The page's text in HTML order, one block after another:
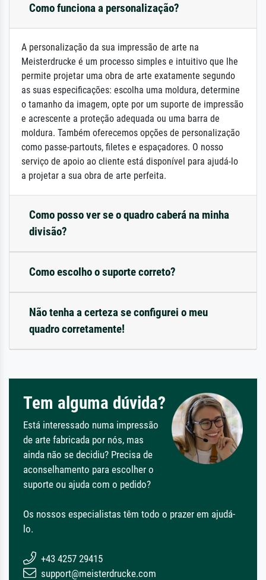
Como funciona a personalização?
A personalização da sua impressão de arte na
Meisterdrucke é um processo simples e intuitivo que lhe
permite projetar uma obra de arte exatamente segundo
as suas especificações: escolha uma moldura, determine
o tamanho da imagem, opte por um suporte de impressão
e acrescente a proteção adequada ou uma barra de
moldura. Também oferecemos opções de personalização
como passe-partouts, filetes e espaçadores. O nosso
serviço de apoio ao cliente está disponível para ajudá-lo
a projetar a sua obra de arte perfeita.
Como posso ver se o quadro caberá na minha
divisão?
Como escolho o suporte correto?
Não tenha a certeza se configurei o meu
quadro corretamente!
Tem alguma dúvida?
Está interessado numa impressão
de arte fabricada por nós, mas
ainda não se decidiu? Precisa de
aconselhamento para escolher o
suporte ou ajuda com o pedido?
Os nossos especialistas têm todo o prazer em ajudá-
lo.
+43 4257 29415
support@meisterdrucke.com